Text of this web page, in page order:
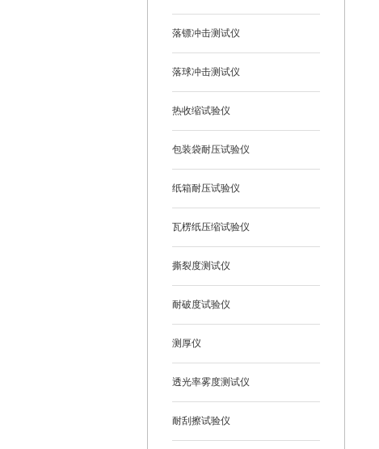
落镖冲击测试仪
落球冲击测试仪
热收缩试验仪
包装袋耐压试验仪
纸箱耐压试验仪
瓦楞纸压缩试验仪
撕裂度测试仪
耐破度试验仪
测厚仪
透光率雾度测试仪
耐刮擦试验仪